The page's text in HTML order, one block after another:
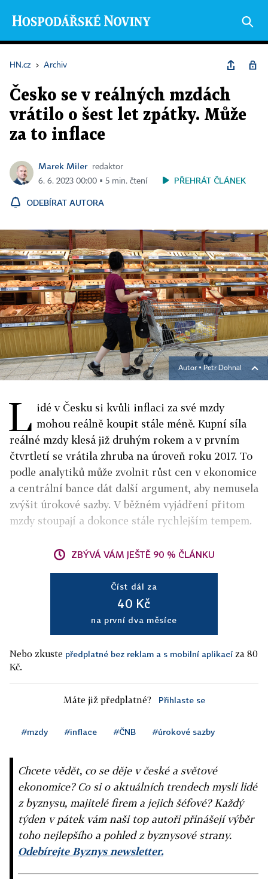
HN.cz › Archiv
Česko se v reálných mzdách
vrátilo o šest let zpátky. Může
za to inflace
Marek Miler
redaktor
6. 6. 2023 00:00 ▪ 5 min. čtení
PŘEHRÁT ČLÁNEK
ODEBÍRAT AUTORA
Autor ▪ Petr Dohnal
L idé v Česku si kvůli inflaci za své mzdy
mohou reálně koupit stále méně. Kupní síla
reálné mzdy klesá již druhým rokem a v prvním
čtvrtletí se vrátila zhruba na úroveň roku 2017. To
podle analytiků může zvolnit růst cen v ekonomice
a centrální bance dát další argument, aby nemusela
zvýšit úrokové sazby. V běžném vyjádření přitom
mzdy stoupají a dokonce stále rychlejším tempem.
ZBÝVÁ VÁM JEŠTĚ 90 % ČLÁNKU
Číst dál za
40 Kč
na první dva měsíce
Nebo zkuste předplatné bez reklam a s mobilní aplikací za 80
Kč.
Máte již předplatné? Přihlaste se
#mzdy #inflace #ČNB #úrokové sazby
Chcete vědět, co se děje v české a světové
ekonomice? Co si o aktuálních trendech myslí lidé
z byznysu, majitelé firem a jejich šéfové? Každý
týden v pátek vám naši top autoři přinášejí výběr
toho nejlepšího a pohled z byznysové strany.
Odebírejte Byznys newsletter.